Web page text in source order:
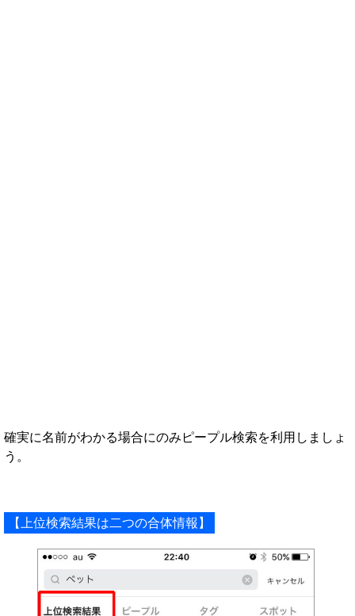
確実に名前がわかる場合にのみピープル検索を利用しましょ
う。
【上位検索結果は二つの合体情報】